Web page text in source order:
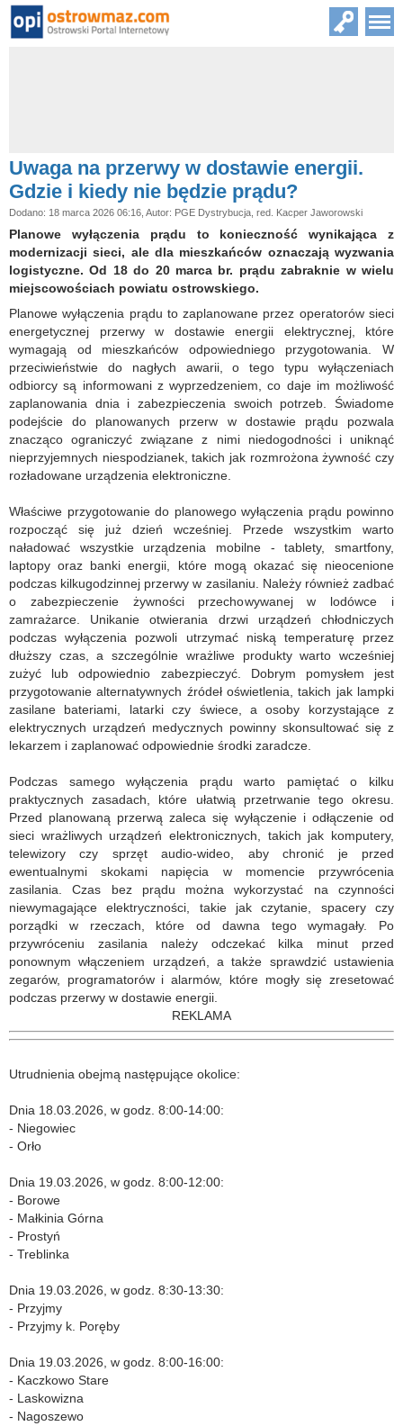
Uwaga na przerwy w dostawie energii.
Gdzie i kiedy nie będzie prądu?
Dodano: 18 marca 2026 06:16, Autor: PGE Dystrybucja, red. Kacper Jaworowski
Planowe wyłączenia prądu to konieczność wynikająca z
modernizacji sieci, ale dla mieszkańców oznaczają wyzwania
logistyczne. Od 18 do 20 marca br. prądu zabraknie w wielu
miejscowościach powiatu ostrowskiego.
Planowe wyłączenia prądu to zaplanowane przez operatorów sieci
energetycznej przerwy w dostawie energii elektrycznej, które
wymagają od mieszkańców odpowiedniego przygotowania. W
przeciwieństwie do nagłych awarii, o tego typu wyłączeniach
odbiorcy są informowani z wyprzedzeniem, co daje im możliwość
zaplanowania dnia i zabezpieczenia swoich potrzeb. Świadome
podejście do planowanych przerw w dostawie prądu pozwala
znacząco ograniczyć związane z nimi niedogodności i uniknąć
nieprzyjemnych niespodzianek, takich jak rozmrożona żywność czy
rozładowane urządzenia elektroniczne.
Właściwe przygotowanie do planowego wyłączenia prądu powinno
rozpocząć się już dzień wcześniej. Przede wszystkim warto
naładować wszystkie urządzenia mobilne - tablety, smartfony,
laptopy oraz banki energii, które mogą okazać się nieocenione
podczas kilkugodzinnej przerwy w zasilaniu. Należy również zadbać
o zabezpieczenie żywności przechowywanej w lodówce i
zamrażarce. Unikanie otwierania drzwi urządzeń chłodniczych
podczas wyłączenia pozwoli utrzymać niską temperaturę przez
dłuższy czas, a szczególnie wrażliwe produkty warto wcześniej
zużyć lub odpowiednio zabezpieczyć. Dobrym pomysłem jest
przygotowanie alternatywnych źródeł oświetlenia, takich jak lampki
zasilane bateriami, latarki czy świece, a osoby korzystające z
elektrycznych urządzeń medycznych powinny skonsultować się z
lekarzem i zaplanować odpowiednie środki zaradcze.
Podczas samego wyłączenia prądu warto pamiętać o kilku
praktycznych zasadach, które ułatwią przetrwanie tego okresu.
Przed planowaną przerwą zaleca się wyłączenie i odłączenie od
sieci wrażliwych urządzeń elektronicznych, takich jak komputery,
telewizory czy sprzęt audio-wideo, aby chronić je przed
ewentualnymi skokami napięcia w momencie przywrócenia
zasilania. Czas bez prądu można wykorzystać na czynności
niewymagające elektryczności, takie jak czytanie, spacery czy
porządki w rzeczach, które od dawna tego wymagały. Po
przywróceniu zasilania należy odczekać kilka minut przed
ponownym włączeniem urządzeń, a także sprawdzić ustawienia
zegarów, programatorów i alarmów, które mogły się zresetować
podczas przerwy w dostawie energii.
REKLAMA
Utrudnienia obejmą następujące okolice:
Dnia 18.03.2026, w godz. 8:00-14:00:
- Niegowiec
- Orło
Dnia 19.03.2026, w godz. 8:00-12:00:
- Borowe
- Małkinia Górna
- Prostyń
- Treblinka
Dnia 19.03.2026, w godz. 8:30-13:30:
- Przyjmy
- Przyjmy k. Poręby
Dnia 19.03.2026, w godz. 8:00-16:00:
- Kaczkowo Stare
- Laskowizna
- Nagoszewo